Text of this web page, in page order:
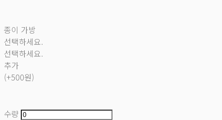
종이 가방
선택하세요.
선택하세요.
추가
(+500원)
수량